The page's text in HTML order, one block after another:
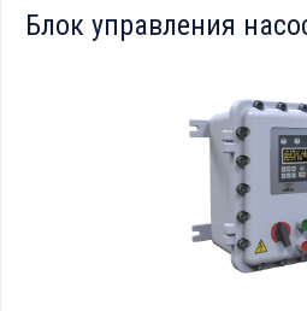
Блок управления